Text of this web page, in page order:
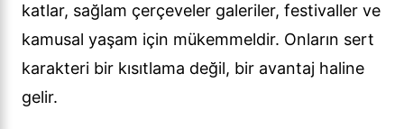
katlar, sağlam çerçeveler galeriler, festivaller ve
kamusal yaşam için mükemmeldir. Onların sert
karakteri bir kısıtlama değil, bir avantaj haline
gelir.